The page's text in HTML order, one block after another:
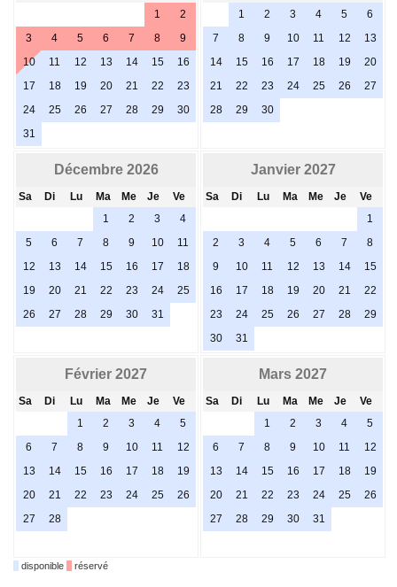
1
2
3
4 5 6 7 8
9
10
11 12 13 14 15
16
17
18 19 20 21 22
23
24
25 26 27 28 29
30
31
1
2 3 4 5
6
7
8 9 10 11 12
13
14
15 16 17 18 19
20
21
22 23 24 25 26
27
28
29 30
Décembre 2026
Sa Di Lu Ma Me Je
Ve
1
2 3
4
5
6 7 8 9 10
11
12
13 14 15 16 17
18
19
20 21 22 23 24
25
26
27 28 29 30 31
Janvier 2027
Sa Di Lu Ma Me Je
Ve
1
2
3 4 5 6 7
8
9
10 11 12 13 14
15
16
17 18 19 20 21
22
23
24 25 26 27 28
29
30
31
Février 2027
Sa Di Lu Ma Me Je
Ve
1
2 3 4
5
6
7 8 9 10 11
12
13
14 15 16 17 18
19
20
21 22 23 24 25
26
27
28
Mars 2027
Sa Di Lu Ma Me Je
Ve
1
2 3 4
5
6
7 8 9 10 11
12
13
14 15 16 17 18
19
20
21 22 23 24 25
26
27
28 29 30 31
disponible réservé